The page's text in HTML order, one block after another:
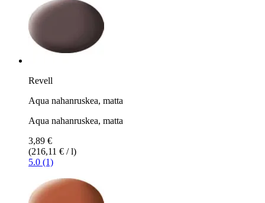
Revell
Aqua nahanruskea, matta
Aqua nahanruskea, matta
3,89 €
(216,11 € / l)
5.0 (1)